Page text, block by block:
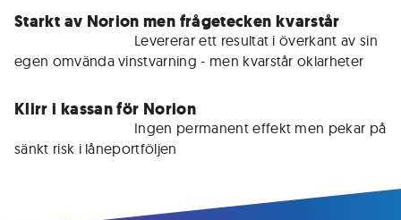
Starkt av Norion men frågetecken kvarstår
Levererar ett resultat i överkant av sin
egen omvända vinstvarning - men kvarstår oklarheter
Klirr i kassan för Norion
Ingen permanent effekt men pekar på
sänkt risk i låneportföljen